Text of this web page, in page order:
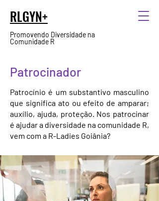
RLGYN+
Promovendo Diversidade na
Comunidade R
Patrocinador
Patrocínio é um substantivo masculino
que significa ato ou efeito de amparar;
auxílio, ajuda, proteção. Nos patrocinar
é ajudar a diversidade na comunidade R,
vem com a R-Ladies Goiânia?